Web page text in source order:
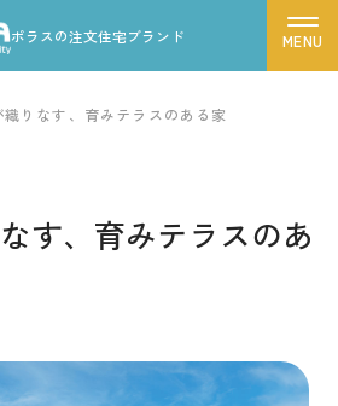
ポラスの注文住宅ブランド
織りなす、育みテラスのある家
す、育みテラスのあ